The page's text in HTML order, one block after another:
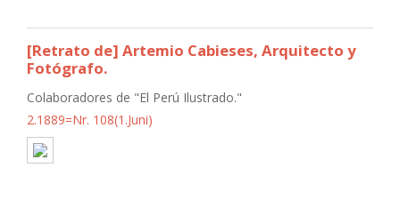
[Retrato de] Artemio Cabieses, Arquitecto y
Fotógrafo.
Colaboradores de "El Perú Ilustrado."
2.1889=Nr. 108(1.Juni)